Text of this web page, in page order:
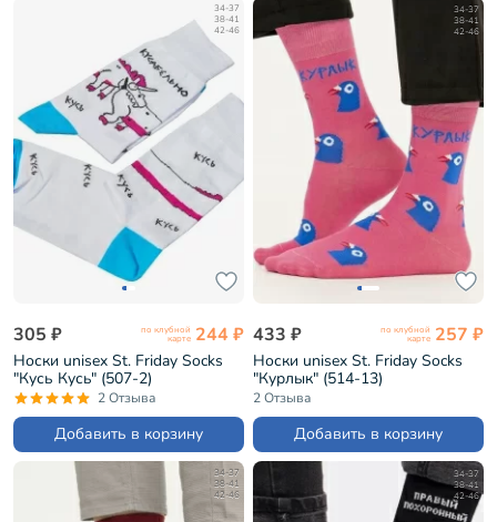
34-37
38-41
42-46
305 ₽ по клубной
карте 244 ₽
Носки unisex St. Friday Socks
"Кусь Кусь" (507-2)
2 Отзыва
Добавить в корзину
34-37
38-41
42-46
433 ₽ по клубной
карте 257 ₽
Носки unisex St. Friday Socks
"Курлык" (514-13)
2 Отзыва
Добавить в корзину
34-37
38-41
42-46
34-37
38-41
42-46